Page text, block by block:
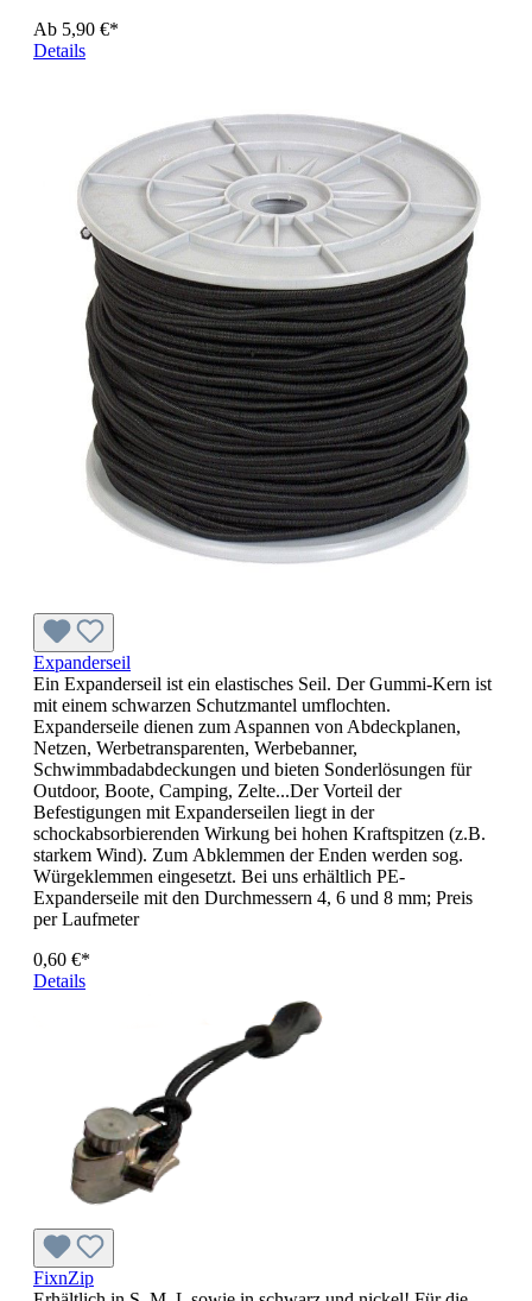
Ab 5,90 €*
Details
Expanderseil
Ein Expanderseil ist ein elastisches Seil. Der Gummi-Kern ist
mit einem schwarzen Schutzmantel umflochten.
Expanderseile dienen zum Aspannen von Abdeckplanen,
Netzen, Werbetransparenten, Werbebanner,
Schwimmbadabdeckungen und bieten Sonderlösungen für
Outdoor, Boote, Camping, Zelte...Der Vorteil der
Befestigungen mit Expanderseilen liegt in der
schockabsorbierenden Wirkung bei hohen Kraftspitzen (z.B.
starkem Wind). Zum Abklemmen der Enden werden sog.
Würgeklemmen eingesetzt. Bei uns erhältlich PE-
Expanderseile mit den Durchmessern 4, 6 und 8 mm; Preis
per Laufmeter
0,60 €*
Details
FixnZip